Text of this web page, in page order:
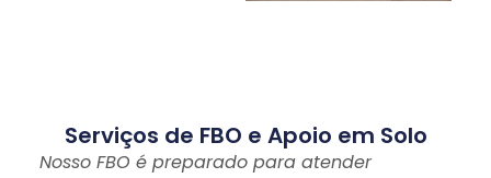
Serviços de FBO e Apoio em Solo
Nosso FBO é preparado para atender